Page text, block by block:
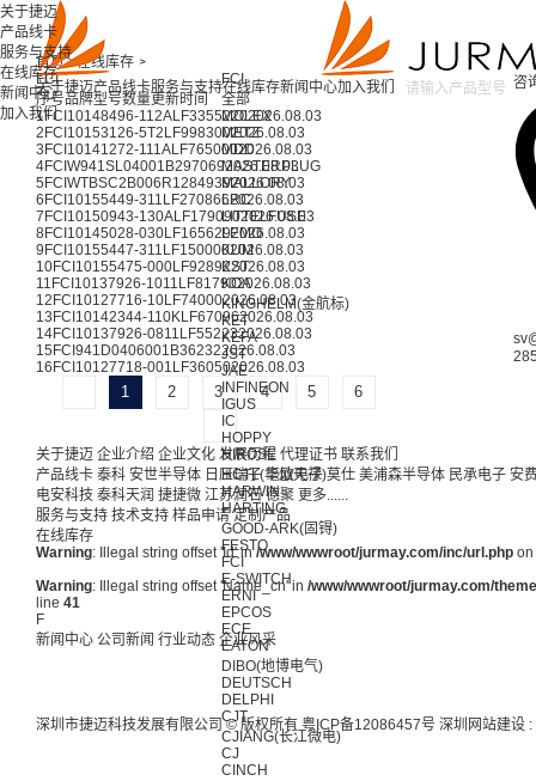
关于捷迈产品线卡服务与支持在线库存新闻中心加入我们
关于捷迈
产品线卡
服务与支持
在线库存
新闻中心
加入我们
首页 >在线库存 >
咨
FCI
FCI
全部
MOLEX
METZ
MDD
MASTERPLUG
MALLORY
LRC
LITTELFUSE
LEMO
KUM
KST
KOA
KINGHELM(金航标)
KET
KEFA
JST
JAE
INFINEON
IGUS
IC
HOPPY
HIROSE
HCTL(华灿天禄)
HARWIN
HARTING
GOOD-ARK(固锝)
FESTO
FCI
E-SWITCH
ERNI
EPCOS
ECE
EATON
DIBO(地博电气)
DEUTSCH
DELPHI
CJT
CJIANG(长江微电)
CJ
CINCH
序号品牌型号数量更新时间
1FCI 10148496-112ALF33552202026.08.03
2 FCI 10153126-5T2LF9983002026.08.03
3 FCI 10141272-111ALF7650002026.08.03
4FCI W941SL04001B2970692026.08.03
5 FCI WTBSC2B006R12849392026.08.03
6 FCI 10155449-311LF2708662026.08.03
7 FCI 10150943-130ALF1790902026.08.03
8FCI 10145028-030LF1656292026.08.03
9 FCI 10155447-311LF1500002026.08.03
10FCI 10155475-000LF928922026.08.03
11 FCI 10137926-1011LF817902026.08.03
12 FCI 10127716-10LF740002026.08.03
13 FCI 10142344-110KLF670962026.08.03
14FCI 10137926-0811LF552232026.08.03
15 FCI 941D0406001B362322026.08.03
16 FCI 10127718-001LF360502026.08.03
1 2 3 4 5 6
关于捷迈 企业介绍 企业文化 发展历程 代理证书 联系我们
产品线卡 泰科 安世半导体 日压瑞子 毫欧电子 莫仕 美浦森半导体 民承电子 安
电安科技 泰科天润 捷捷微 江苏润石 德聚 更多......
服务与支持 技术支持 样品申请 定制产品
在线库存
Warning: Illegal string offset 'Id' in/www/wwwroot/jurmay.com/inc/url.php
Warning: Illegal string offset 'Name_cn' in /www/wwwroot/jurmay.com/
line 41
F
新闻中心 公司新闻 行业动态 企业风采
深圳市捷迈科技发展有限公司 © 版权所有 粤ICP备12086457号 深圳网站建设 :